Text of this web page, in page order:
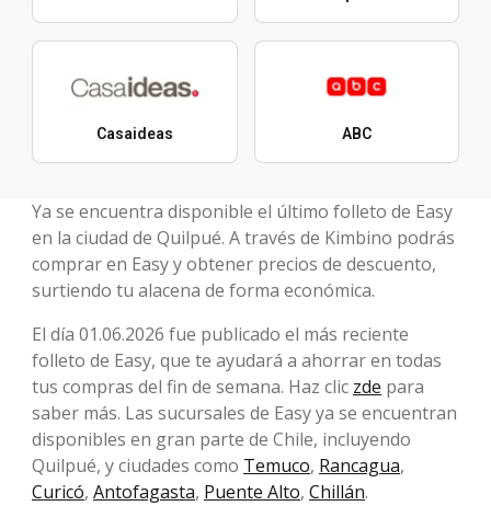
Casaideas ABC
Ya se encuentra disponible el último folleto de Easy
en la ciudad de Quilpué. A través de Kimbino podrás
comprar en Easy y obtener precios de descuento,
surtiendo tu alacena de forma económica.
El día 01.06.2026 fue publicado el más reciente
folleto de Easy, que te ayudará a ahorrar en todas
tus compras del fin de semana. Haz clic zde para
saber más. Las sucursales de Easy ya se encuentran
disponibles en gran parte de Chile, incluyendo
Quilpué, y ciudades como Temuco, Rancagua,
Curicó, Antofagasta, Puente Alto, Chillán.